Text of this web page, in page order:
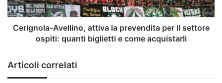
settore
ospiti:
quanti
acquistarli
Cerignola-Avellino, attiva la prevendita per il settore
ospiti: quanti biglietti e come acquistarli
Articoli correlati